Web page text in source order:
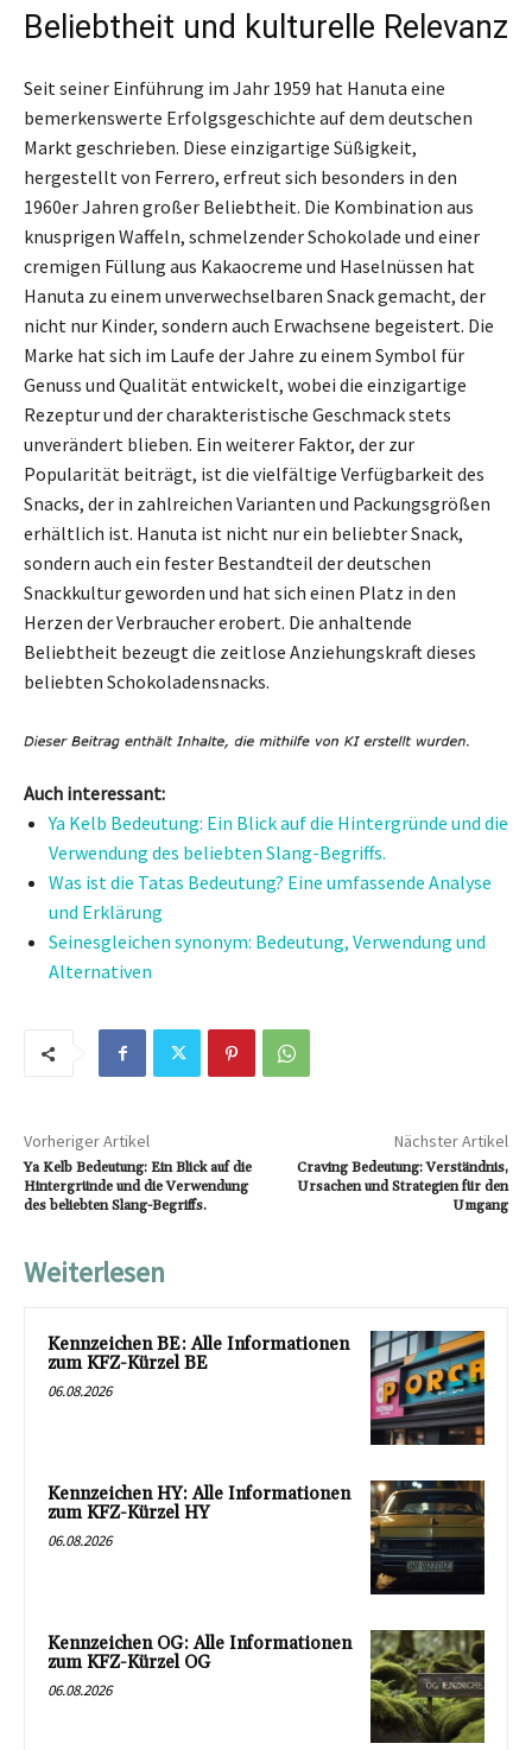
Beliebtheit und kulturelle Relevanz
Seit seiner Einführung im Jahr 1959 hat Hanuta eine
bemerkenswerte Erfolgsgeschichte auf dem deutschen
Markt geschrieben. Diese einzigartige Süßigkeit,
hergestellt von Ferrero, erfreut sich besonders in den
1960er Jahren großer Beliebtheit. Die Kombination aus
knusprigen Waffeln, schmelzender Schokolade und einer
cremigen Füllung aus Kakaocreme und Haselnüssen hat
Hanuta zu einem unverwechselbaren Snack gemacht, der
nicht nur Kinder, sondern auch Erwachsene begeistert. Die
Marke hat sich im Laufe der Jahre zu einem Symbol für
Genuss und Qualität entwickelt, wobei die einzigartige
Rezeptur und der charakteristische Geschmack stets
unverändert blieben. Ein weiterer Faktor, der zur
Popularität beiträgt, ist die vielfältige Verfügbarkeit des
Snacks, der in zahlreichen Varianten und Packungsgrößen
erhältlich ist. Hanuta ist nicht nur ein beliebter Snack,
sondern auch ein fester Bestandteil der deutschen
Snackkultur geworden und hat sich einen Platz in den
Herzen der Verbraucher erobert. Die anhaltende
Beliebtheit bezeugt die zeitlose Anziehungskraft dieses
beliebten Schokoladensnacks.
Auch interessant:
Ya Kelb Bedeutung: Ein Blick auf die Hintergründe und die
Verwendung des beliebten Slang-Begriffs.
Was ist die Tatas Bedeutung? Eine umfassende Analyse
und Erklärung
Seinesgleichen synonym: Bedeutung, Verwendung und
Alternativen
Vorheriger Artikel
Ya Kelb Bedeutung: Ein Blick auf die
Hintergründe und die Verwendung
des beliebten Slang-Begriffs.
Nächster Artikel
Craving Bedeutung: Verständnis,
Ursachen und Strategien für den
Umgang
Weiterlesen
Kennzeichen BE: Alle Informationen
zum KFZ-Kürzel BE
06.08.2026
Kennzeichen HY: Alle Informationen
zum KFZ-Kürzel HY
06.08.2026
Kennzeichen OG: Alle Informationen
zum KFZ-Kürzel OG
06.08.2026